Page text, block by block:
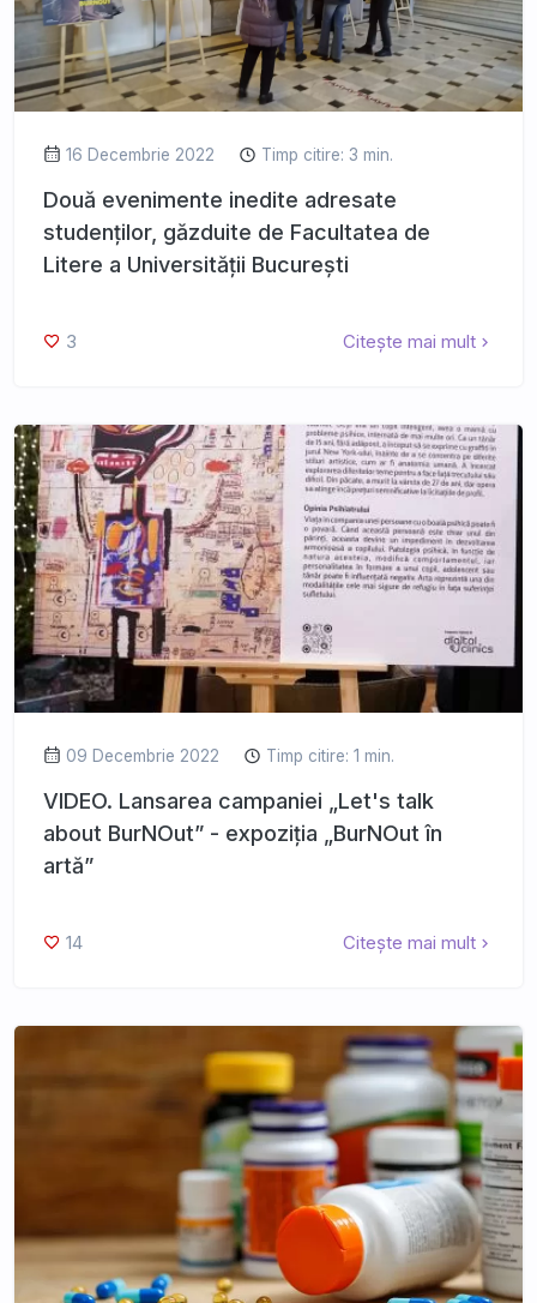
16 Decembrie 2022 Timp citire: 3 min.
Două evenimente inedite adresate
studenților, găzduite de Facultatea de
Litere a Universității București
3 Citește mai mult
09 Decembrie 2022 Timp citire: 1 min.
VIDEO. Lansarea campaniei „Let's talk
about BurNOut” - expoziția „BurNOut în
artă”
14 Citește mai mult